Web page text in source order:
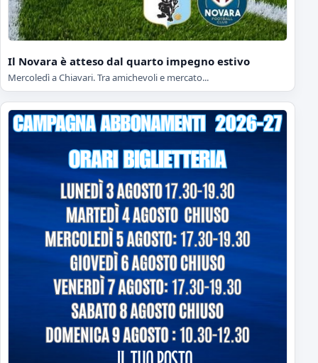
Il Novara è atteso dal quarto impegno estivo
Mercoledì a Chiavari. Tra amichevoli e mercato...